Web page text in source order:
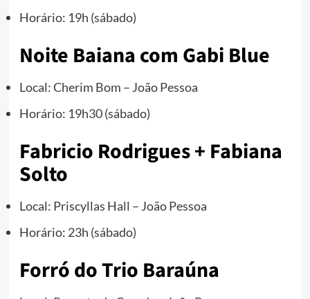
Horário: 19h (sábado)
Noite Baiana com Gabi Blue
Local: Cherim Bom – João Pessoa
Horário: 19h30 (sábado)
Fabricio Rodrigues + Fabiana
Solto
Local: Priscyllas Hall – João Pessoa
Horário: 23h (sábado)
Forró do Trio Baraúna